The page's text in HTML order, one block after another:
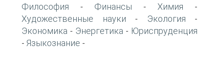
Философия - Финансы - Химия -
Художественные науки - Экология -
Экономика - Энергетика - Юриспруденция
- Языкознание -